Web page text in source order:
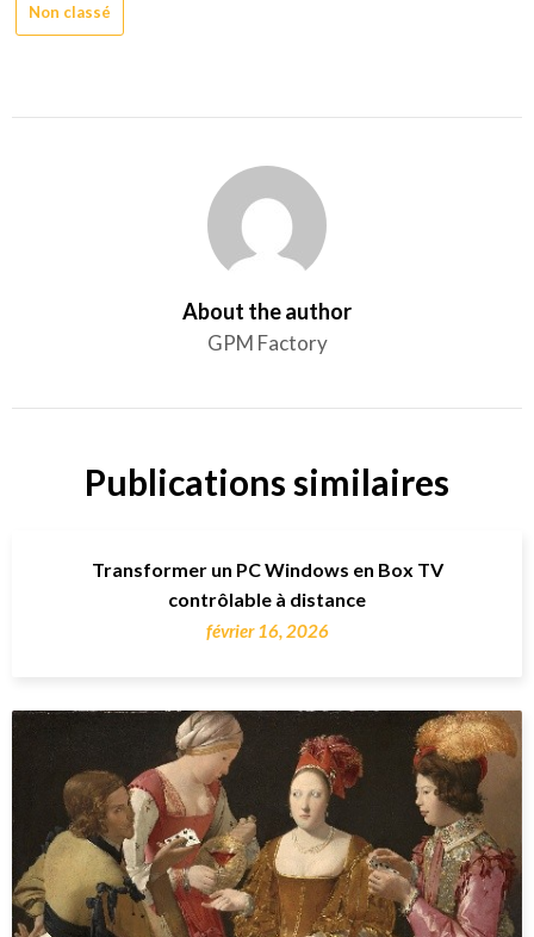
Non classé
About the author
GPM Factory
Publications similaires
Transformer un PC Windows en Box TV
contrôlable à distance
février 16, 2026